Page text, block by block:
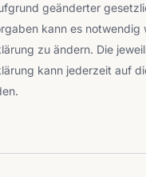
geänderter
kann es notwendig
zu ändern. Die
kann jederzeit auf